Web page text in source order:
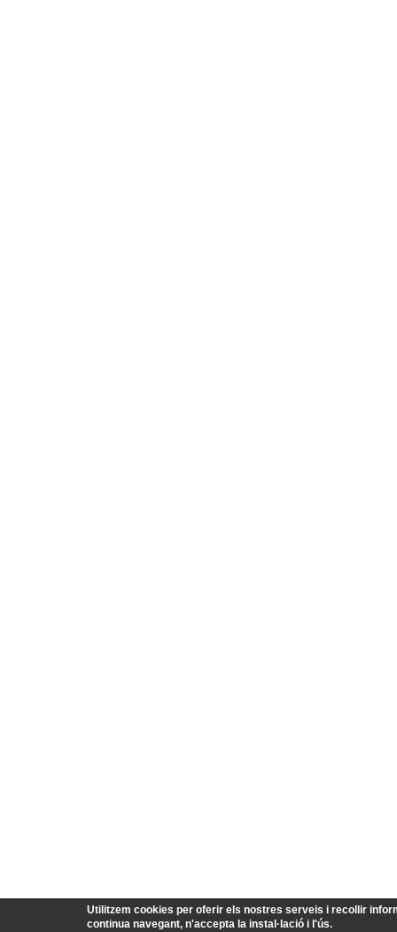
Utilitzem cookies per oferir els nostres serveis i recollir
continua navegant, n'accepta la instal·lació i l'ús.